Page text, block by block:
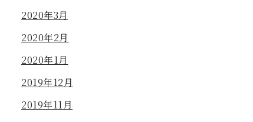
2020年3月
2020年2月
2020年1月
2019年12月
2019年11月